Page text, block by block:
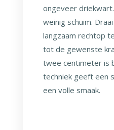
ongeveer
weinig schuim.
langzaam rechtop
tot de gewenste
twee centimeter is
techniek geeft een
een volle smaak.